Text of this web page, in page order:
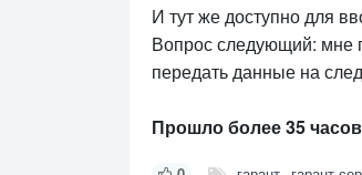
И тут же доступно для
Вопрос следующий: мне
передать данные на
Прошло более 35